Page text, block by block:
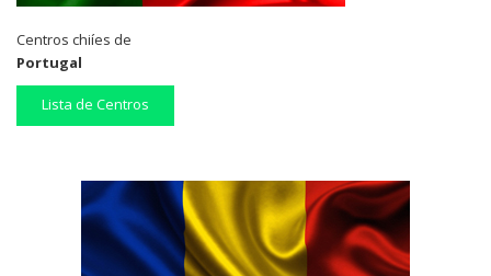
Centros chiíes de
Portugal
Lista de Centros